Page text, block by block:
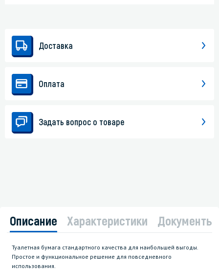
Доставка
Оплата
Задать вопрос о товаре
Описание Характеристики Документы
Туалетная бумага стандартного качества для наибольшей выгоды.
Простое и функциональное решение для повседневного
использования.